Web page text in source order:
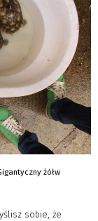
żółw
sobie, że